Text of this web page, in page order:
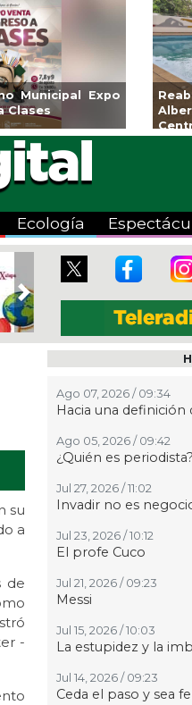
Municipal Expo
Clases
Ecología
Next
su
a
de
-
Ago 07, 2026 / 09:34
Hacia una definición
Ago 05, 2026 / 09:42
¿Quién es periodista?
Jul 27, 2026 / 11:02
Invadir no es
Jul 23, 2026 / 10:12
El profe Cuco
Jul 21, 2026 / 09:23
Messi
Jul 15, 2026 / 10:03
La estupidez y la
Jul 14, 2026 / 09:23
Ceda el paso y sea